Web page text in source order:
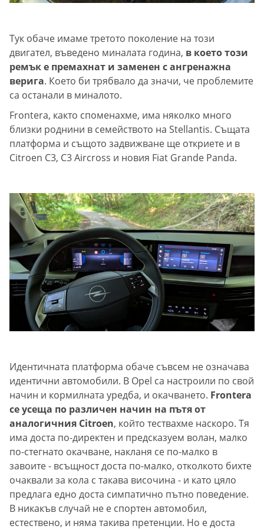
Тук обаче имаме третото поколение на този
двигател, въведено миналата година, в което този
ремък е премахнат и заменен с ангренажна
верига. Което би трябвало да значи, че проблемите
са останали в миналото.
Frontera, както споменахме, има няколко много
близки роднини в семейството на Stellantis. Същата
платформа и същото задвижване ще откриете и в
Citroen C3, C3 Aircross и новия Fiat Grande Panda.
Идентичната платформа обаче съвсем не означава
идентични автомобили. В Opel са настроили по свой
начин и кормилната уредба, и окачването. Frontera
се усеща по различен начин на пътя от
аналогичния Citroen, който тествахме наскоро. Тя
има доста по-директен и предсказуем волан, малко
по-стегнато окачване, накланя се по-малко в
завоите - всъщност доста по-малко, отколкото бихте
очаквали за кола с такава височина - и като цяло
предлага едно доста симпатично пътно поведение.
В никакъв случай не е спортен автомобил,
естествено, и няма такива претенции. Но е доста